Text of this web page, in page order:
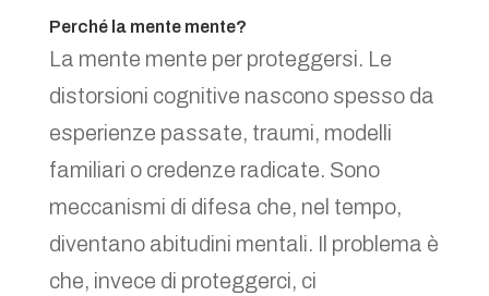
Perché la mente mente?
La mente mente per proteggersi. Le
distorsioni cognitive nascono spesso da
esperienze passate, traumi, modelli
familiari o credenze radicate. Sono
meccanismi di difesa che, nel tempo,
diventano abitudini mentali. Il problema è
che, invece di proteggerci, ci